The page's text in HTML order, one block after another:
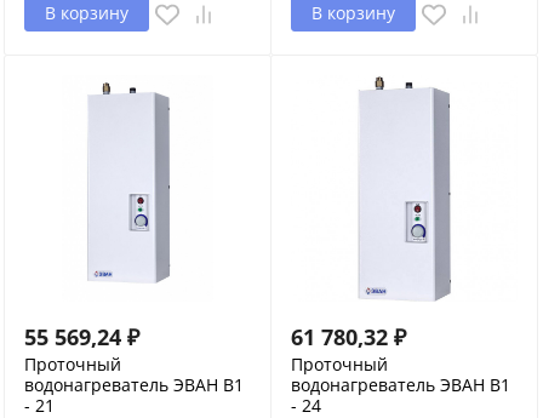
В корзину В корзину
55 569,24 ₽
Проточный
водонагреватель ЭВАН В1
- 21
61 780,32 ₽
Проточный
водонагреватель ЭВАН В1
- 24